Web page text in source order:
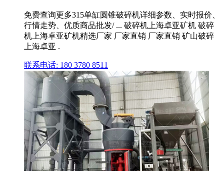
免费查询更多315单缸圆锥破碎机详细参数、实时报价、
行情走势、优质商品批发/ ... 破碎机上海卓亚矿机 破碎
机上海卓亚矿机精选厂家 厂家直销 厂家直销 矿山破碎
上海卓亚 .
联系电话: 180 3780 8511